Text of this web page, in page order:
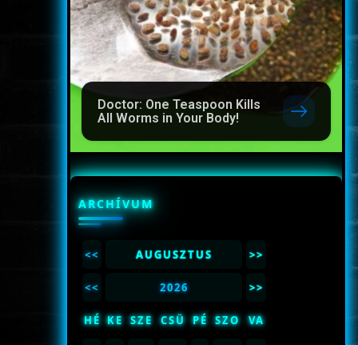
Doctor: One Teaspoon Kills
All Worms in Your Body!
ARCHÍVUM
<< AUGUSZTUS >>
<< 2026 >>
HÉ KE SZE CSÜ PÉ SZO VA